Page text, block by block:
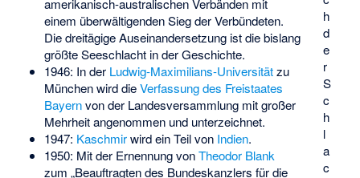
h
d
e
r
S
c
h
l
a
c
amerikanisch-australischen Verbänden mit
einem überwältigenden Sieg der Verbündeten.
Die dreitägige Auseinandersetzung ist die bislang
größte Seeschlacht in der Geschichte.
1946: In der Ludwig-Maximilians-Universitätzu
München wird dieVerfassung des Freistaates
Bayernvon der Landesversammlung mit großer
Mehrheit angenommen und unterzeichnet.
1947: Kaschmirwird ein Teil von Indien.
1950: Mit der Ernennung vonTheodor Blank
zum „Beauftragten des Bundeskanzlers für die